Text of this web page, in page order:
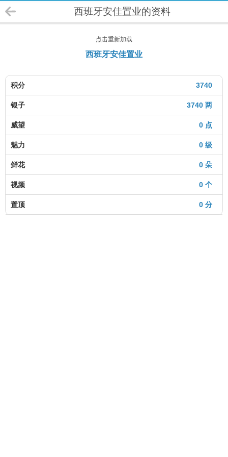
西班牙安佳置业的资料
点击重新加载
西班牙安佳置业
3740
积分
3740 两
银子
0 点
威望
0 级
魅力
0 朵
鲜花
0 个
视频
0 分
置顶